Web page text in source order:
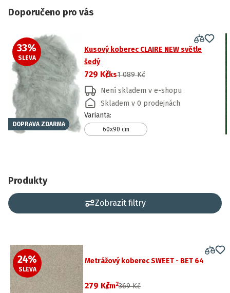
Doporučeno pro vás
33%
SLEVA
DOPRAVA ZDARMA
Kusový koberec CLAIRE NEW světle
šedý
729 Kč/ks1 089 Kč
Není skladem v e-shopu
Skladem v 0 prodejnách
Varianta:
60x90 cm
Produkty
Zobrazit filtry
24%
SLEVA
Metrážový koberec SWEET - BET 64
279 Kč
/m2369 Kč